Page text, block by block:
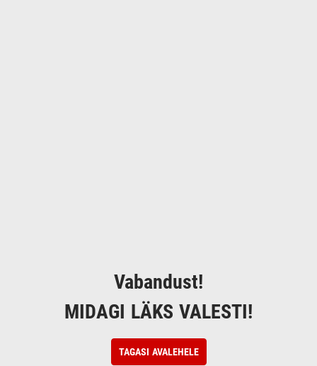
Vabandust!
MIDAGI LÄKS VALESTI!
TAGASI AVALEHELE